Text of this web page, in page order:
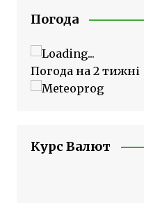
Погода
Погода на 2 тижні
Курс Валют